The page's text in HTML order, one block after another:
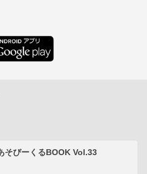
そびーくるBOOK Vol.33